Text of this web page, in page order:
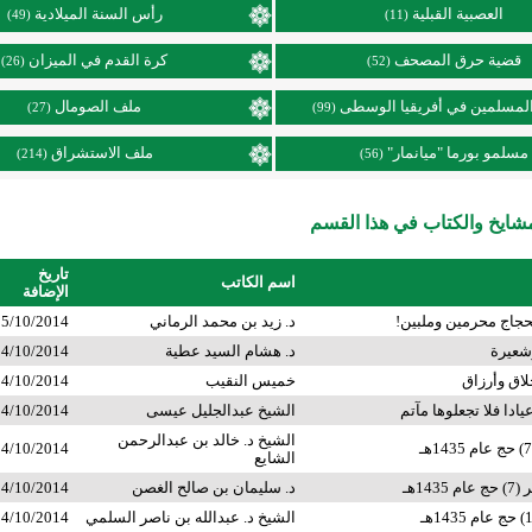
العصبية القبلية (11) رأس السنة الميلادية (49)
قضية حرق المصحف (52) كرة القدم في الميزان (26)
في أفريقيا الوسطى (99) ملف الصومال (27)
مسلمو بورما "ميانمار" (56) ملف الاستشراق (214)
والكتاب في هذا القسم
اسم الكاتب
تاريخ
الإضافة
محرمين وملبين!
د. زيد بن محمد الرماني
10/2014
د. هشام السيد عطية
10/2014
وأرزاق
خميس النقيب
10/2014
فلا تجعلوها مآتم
الشيخ عبدالجليل عيسى 10/2014
الشيخ د. خالد بن عبدالرحمن
الشايع
10/2014
د. سليمان بن صالح الغصن
10/2014
الشيخ د. عبدالله بن ناصر السلمي
10/2014